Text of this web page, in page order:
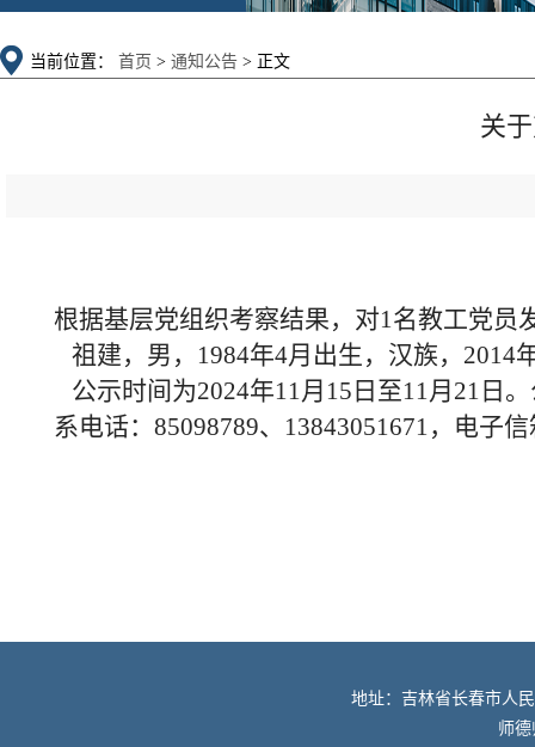
当前位置： 首页 > 通知公告 > 正文
关
根据基层党组织考察结果，对1名教工党员
祖建，男，1984年4月出生，汉族，2014
公示时间为2024年11月15日至11月21日
系电话：85098789、13843051671，电子信
地址：吉林省长春市人
师德